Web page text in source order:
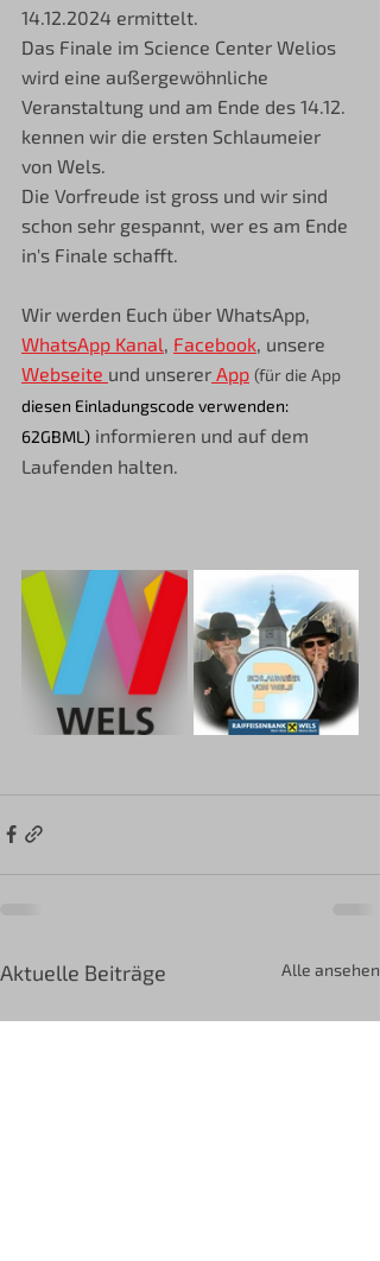
14.12.2024 ermittelt.
Das Finale im Science Center Welios
wird eine außergewöhnliche
Veranstaltung und am Ende des 14.12.
kennen wir die ersten Schlaumeier
von Wels.
Die Vorfreude ist gross und wir sind
schon sehr gespannt, wer es am Ende
in's Finale schafft.
Wir werden Euch über WhatsApp,
WhatsApp Kanal Facebook , unsere
Webseite und unserer App (für die App
diesen Einladungscode verwenden:
62GBML) informieren und auf dem
Laufenden halten.
Aktuelle Beiträge Alle ansehen